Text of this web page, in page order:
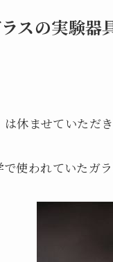
スの実験器
休ませていただ
使われていたガ